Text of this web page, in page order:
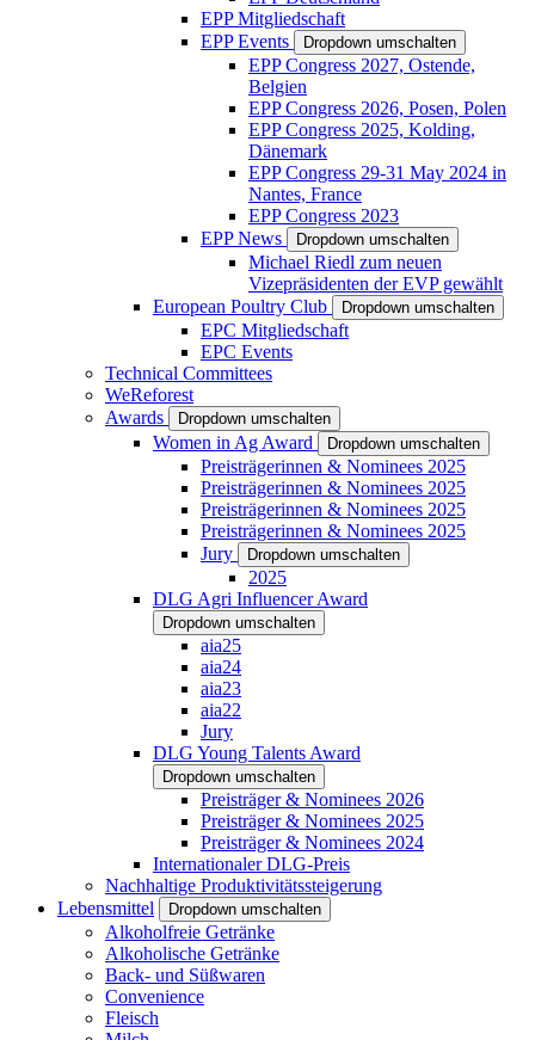
EPP Mitgliedschaft
EPP Events
Dropdown umschalten
EPP Congress 2027, Ostende,
Belgien
EPP Congress 2026, Posen, Polen
EPP Congress 2025, Kolding,
Dänemark
EPP Congress 29-31 May 2024 in
Nantes, France
EPP Congress 2023
EPP News
Dropdown umschalten
Michael Riedl zum neuen
Vizepräsidenten der EVP gewählt
European Poultry Club
Dropdown umschalten
EPC Mitgliedschaft
EPC Events
Technical Committees
WeReforest
Awards
Dropdown umschalten
Women in Ag Award Dropdown umschalten
Preisträgerinnen & Nominees 2025
Preisträgerinnen & Nominees 2025
Preisträgerinnen & Nominees 2025
Preisträgerinnen & Nominees 2025
Jury
Dropdown umschalten
2025
DLG Agri Influencer Award
Dropdown umschalten
aia25
aia24
aia23
aia22
Jury
DLG Young Talents Award
Dropdown umschalten
Preisträger & Nominees 2026
Preisträger & Nominees 2025
Preisträger & Nominees 2024
Internationaler DLG-Preis
Nachhaltige Produktivitätssteigerung
Lebensmittel
Dropdown umschalten
Alkoholfreie Getränke
Alkoholische Getränke
Back- und Süßwaren
Convenience
Fleisch